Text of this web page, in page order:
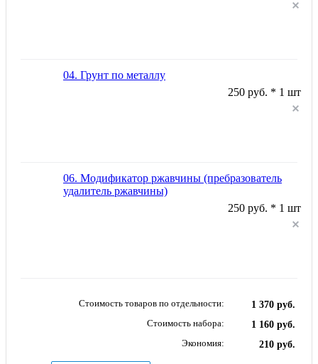
04. Грунт по металлу
250 руб. * 1 шт
06. Модификатор ржавчины (пребразователь
удалитель ржавчины)
250 руб. * 1 шт
Стоимость товаров по отдельности:
1 370 руб.
Стоимость набора:
1 160 руб.
Экономия:
210 руб.